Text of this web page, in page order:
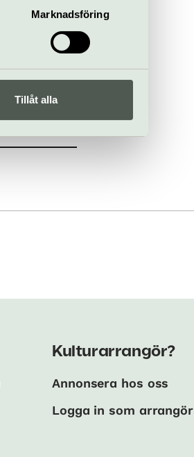
Marknadsföring
Tillåt alla
Kulturarrangör?
Annonsera hos oss
Logga in som arrangör